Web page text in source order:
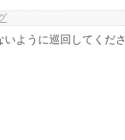
ように巡回してくださ